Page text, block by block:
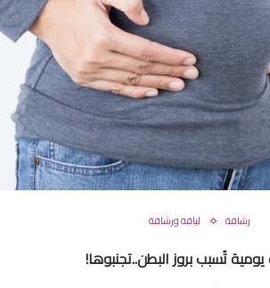
رشاقة لياقة ورشاقة